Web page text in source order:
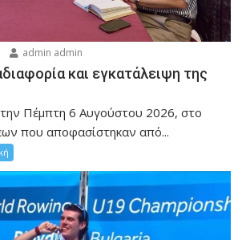
admin admin
και εγκατάλειψη της
Πέμπτη 6 Αυγούστου 2026, στο
που αποφασίστηκαν από...